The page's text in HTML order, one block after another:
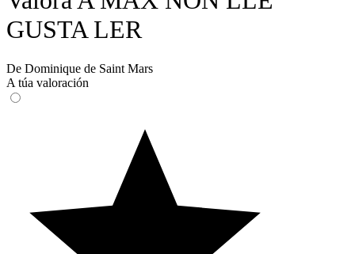
GUSTA LER
De Dominique de Saint Mars
A túa valoración